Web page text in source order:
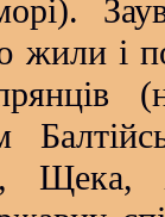
і
Щека,